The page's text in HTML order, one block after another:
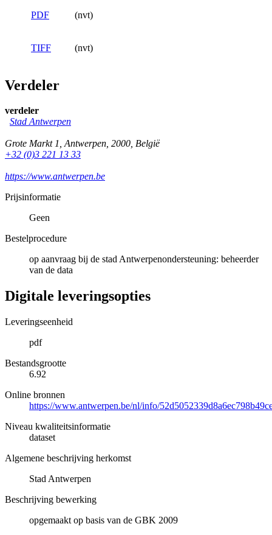
PDF (nvt)
TIFF (nvt)
Verdeler
verdeler
Stad Antwerpen
Grote Markt 1,Antwerpen, 2000, België
+32 (0)3 221 13 33
https://www.antwerpen.be
Prijsinformatie
Geen
Bestelprocedure
op aanvraag bij de stad Antwerpenondersteuning: beheerder
van de data
Digitale leveringsopties
Leveringseenheid
pdf
Bestandsgrootte
6.92
Online bronnen
https://www.antwerpen.be/nl/info/
Niveau kwaliteitsinformatie
dataset
Algemene beschrijving herkomst
Stad Antwerpen
Beschrijving bewerking
opgemaakt op basis van de GBK 2009